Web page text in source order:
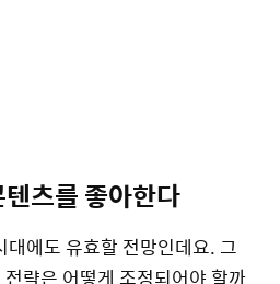
츠를 좋아한다
대에도 유효할 전망인데요. 그
략은 어떻게 조정되어야 할까